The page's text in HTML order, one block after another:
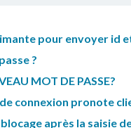
pour envoyer id
?
MOT DE PASSE?
connexion pronote
après la saisie